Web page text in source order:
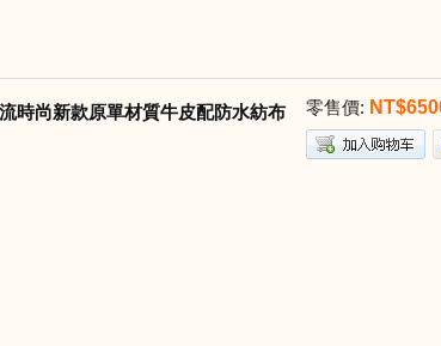
時尚新款原單材質牛皮配防水紡布
零售價: